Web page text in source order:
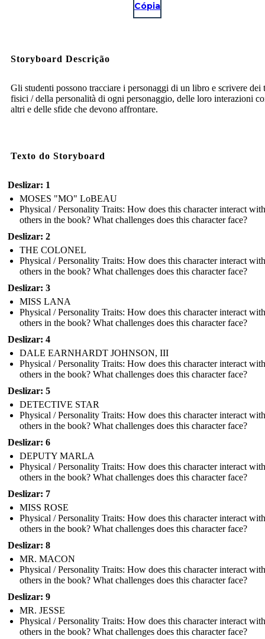
Cópia
Storyboard Descrição
Gli studenti possono tracciare i personaggi di un libro e scrivere dei
fisici / della personalità di ogni personaggio, delle loro interazioni
altri e delle sfide che devono affrontare.
Texto do Storyboard
Deslizar: 1
MOSES "MO" LoBEAU
Physical / Personality Traits: How does this character interact with
others in the book? What challenges does this character face?
Deslizar: 2
THE COLONEL
Physical / Personality Traits: How does this character interact with
others in the book? What challenges does this character face?
Deslizar: 3
MISS LANA
Physical / Personality Traits: How does this character interact with
others in the book? What challenges does this character face?
Deslizar: 4
DALE EARNHARDT JOHNSON, III
Physical / Personality Traits: How does this character interact with
others in the book? What challenges does this character face?
Deslizar: 5
DETECTIVE STAR
Physical / Personality Traits: How does this character interact with
others in the book? What challenges does this character face?
Deslizar: 6
DEPUTY MARLA
Physical / Personality Traits: How does this character interact with
others in the book? What challenges does this character face?
Deslizar: 7
MISS ROSE
Physical / Personality Traits: How does this character interact with
others in the book? What challenges does this character face?
Deslizar: 8
MR. MACON
Physical / Personality Traits: How does this character interact with
others in the book? What challenges does this character face?
Deslizar: 9
MR. JESSE
Physical / Personality Traits: How does this character interact with
others in the book? What challenges does this character face?